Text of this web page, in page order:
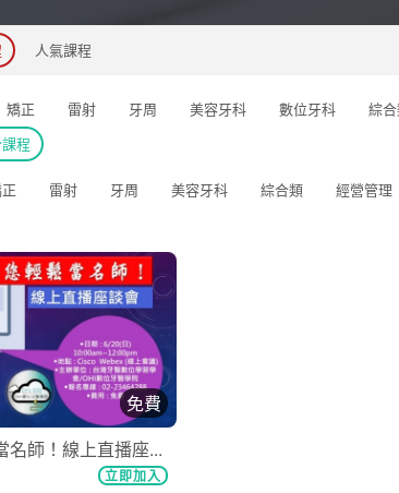
人氣課程
矯正 雷射 牙周 美容牙科 數位牙科 綜
程
雷射 牙周 美容牙科 綜合類 經營管理
免費
名師！線上直播座...
立即加入